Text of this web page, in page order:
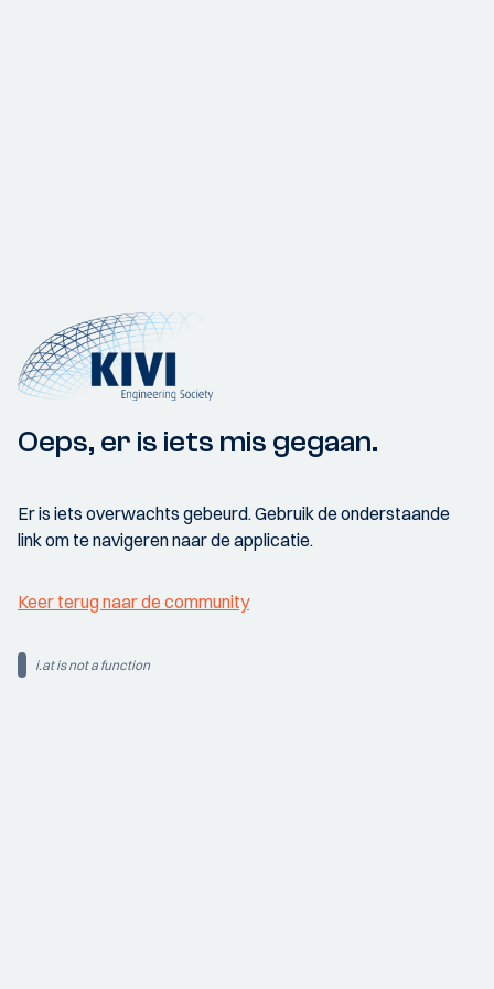
Oeps, er is iets mis gegaan.
Er is iets overwachts gebeurd. Gebruik de onderstaande
link om te navigeren naar de applicatie.
Keer terug naar de community
i.at is not a function